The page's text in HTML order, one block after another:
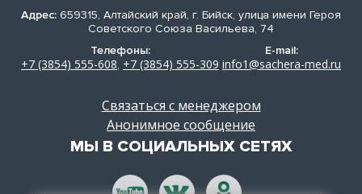
Адрес: 659315, Алтайский край, г. Бийск, улица имени Героя
Советского Союза Васильева, 74
Телефоны:
+7 (3854) 555-608, +7 (3854) 555-309
E-mail:
info1@sachera-med.ru
Связаться с менеджером
Анонимное сообщение
МЫ В СОЦИАЛЬНЫХ СЕТЯХ